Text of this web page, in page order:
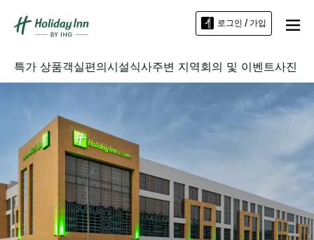
로그인 / 가입
특가 상품객실편의시설식사주변 지역회의 및 이벤트사진